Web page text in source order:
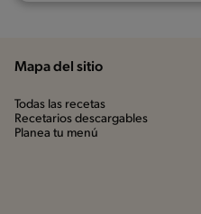
Mapa del sitio
Todas las recetas
Recetarios descargables
Planea tu menú